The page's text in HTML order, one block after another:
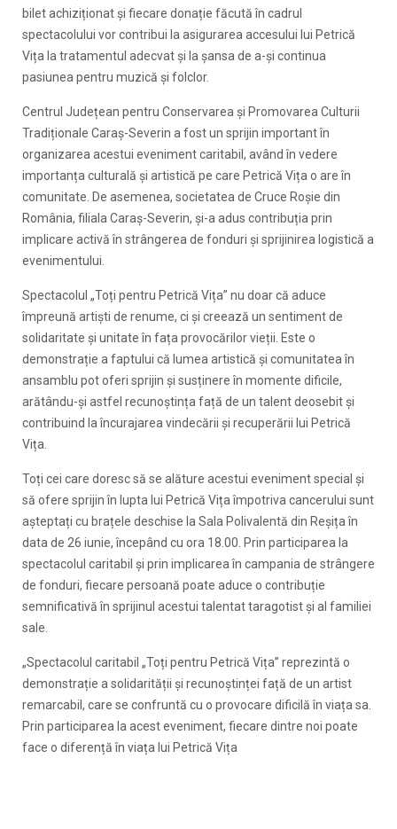
bilet achiziționat și fiecare donație făcută în cadrul
spectacolului vor contribui la asigurarea accesului lui Petrică
Vița la tratamentul adecvat și la șansa de a-și continua
pasiunea pentru muzică și folclor.
Centrul Județean pentru Conservarea și Promovarea Culturii
Tradiționale Caraș-Severin a fost un sprijin important în
organizarea acestui eveniment caritabil, având în vedere
importanța culturală și artistică pe care Petrică Vița o are în
comunitate. De asemenea, societatea de Cruce Roșie din
România, filiala Caraș-Severin, și-a adus contribuția prin
implicare activă în strângerea de fonduri și sprijinirea logistică a
evenimentului.
Spectacolul „Toți pentru Petrică Vița” nu doar că aduce
împreună artiști de renume, ci și creează un sentiment de
solidaritate și unitate în fața provocărilor vieții. Este o
demonstrație a faptului că lumea artistică și comunitatea în
ansamblu pot oferi sprijin și susținere în momente dificile,
arătându-și astfel recunoștința față de un talent deosebit și
contribuind la încurajarea vindecării și recuperării lui Petrică
Vița.
Toți cei care doresc să se alăture acestui eveniment special și
să ofere sprijin în lupta lui Petrică Vița împotriva cancerului sunt
așteptați cu brațele deschise la Sala Polivalentă din Reșița în
data de 26 iunie, începând cu ora 18.00. Prin participarea la
spectacolul caritabil și prin implicarea în campania de strângere
de fonduri, fiecare persoană poate aduce o contribuție
semnificativă în sprijinul acestui talentat taragotist și al familiei
sale.
„Spectacolul caritabil „Toți pentru Petrică Vița” reprezintă o
demonstrație a solidarității și recunoștinței față de un artist
remarcabil, care se confruntă cu o provocare dificilă în viața sa.
Prin participarea la acest eveniment, fiecare dintre noi poate
face o diferență în viața lui Petrică Vița